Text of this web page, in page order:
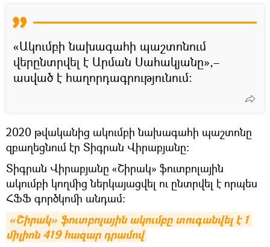
«Ակումբի նախագահի պաշտոնում
վերընտրվել է Արման Սահակյանը»,–
ասված է հաղորդագրությունում։
2020 թվականից ակումբի նախագահի պաշտոնը
զբաղեցնում էր Տիգրան Վիրաբյանը:
Տիգրան Վիրաբյանը «Շիրակ» ֆուտբոլային
ակումբի կողմից ներկայացվել ու ընտրվել է որպես
ՀՖՖ գործկոմի անդամ:
«Շիրակ» ֆուտբոլային ակումբը տուգանվել է 1
միլիոն 419 հազար դրամով